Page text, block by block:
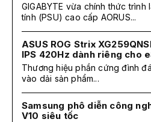
GIGABYTE vừa chính thức trình
tính (PSU) cao cấp AORUS...
ASUS ROG Strix
IPS 420Hz dành riêng cho
Thương hiệu phần cứng đình
vào dải sản phẩm...
Samsung phô diễn công
V10 siêu tốc